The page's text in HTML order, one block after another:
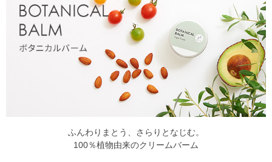
ふんわりまとう、さらりとなじむ。
100％植物由来のクリームバーム